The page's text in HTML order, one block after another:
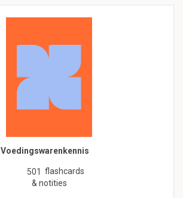
Voedingswarenkennis
501 flashcards
& notities